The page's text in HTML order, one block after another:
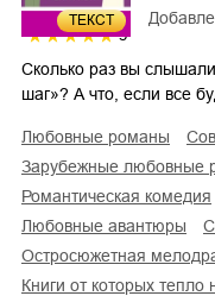
ТЕКСТ
5
Сколько раз вы
шаг»? А что, если все
любовные романы
зарубежные любовные
романтическая комедия
любовные авантюры
остросюжетная
Книги от которых